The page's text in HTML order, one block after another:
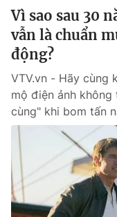
Góc doanh nghiệp
Truyền hình
Phim VTV
Hậu trường
Nhân vật
Khán giả
Giải sao mai
Giải trí
Điện ảnh
Âm nhạc
Đời sống
Du lịch
Chất lượng cuộc
Giáo dục
Tuyển sinh
Học trực tuyến
Công nghệ
Hitech Công nghệ
Vì sao sau 30
vẫn là chuẩn
động?
VTV.vn - Hãy cùng
mộ điện ảnh
cùng" khi bom tấn